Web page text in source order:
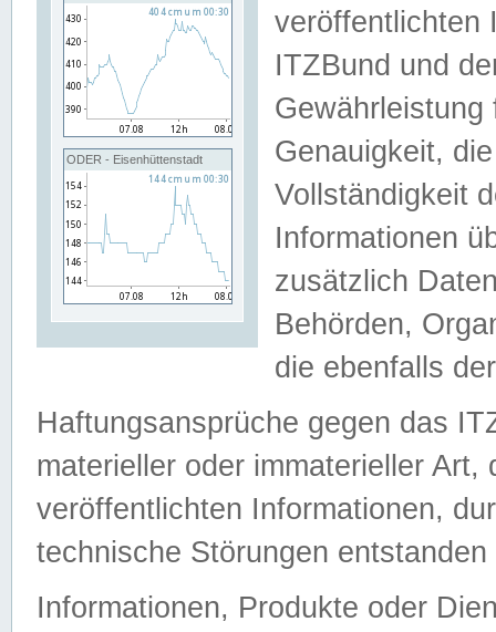
ODER - Eisenhüttenstadt
veröffentlichten
ITZBund und
Genauigkeit,
Vollständigkeit
Informationen
zusätzlich
Behörden,
die ebenfalls
Haftungsansprüche gegen das
materieller oder immaterieller
veröffentlichten Informationen,
technische Störungen
Informationen, Produkte oder